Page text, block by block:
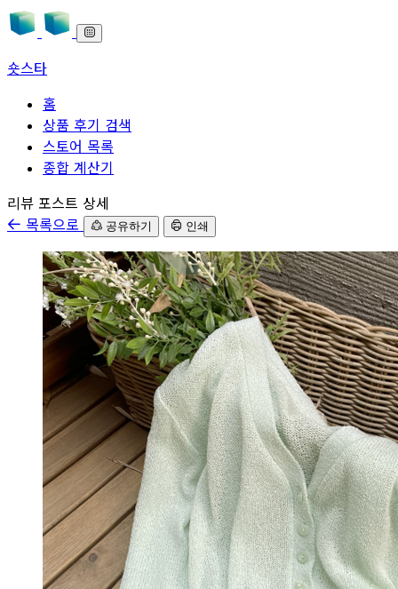
숏스타
홈
상품 후기 검색
스토어 목록
종합 계산기
본문으로 바로가기
리뷰 포스트 상세
목록으로
공유하기 인쇄